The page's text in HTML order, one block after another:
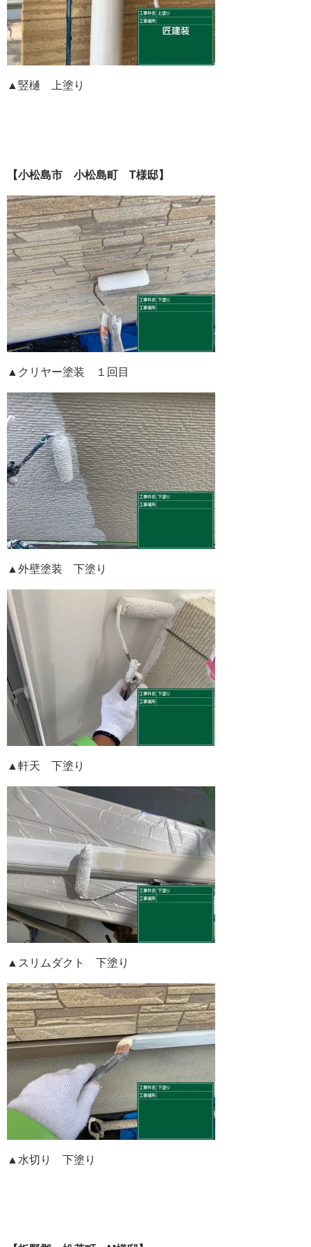
▲竪樋 上塗り
【小松島市 小松島町 T様邸】
▲クリヤー塗装 １回目
▲外壁塗装 下塗り
▲軒天 下塗り
▲スリムダクト 下塗り
▲水切り 下塗り